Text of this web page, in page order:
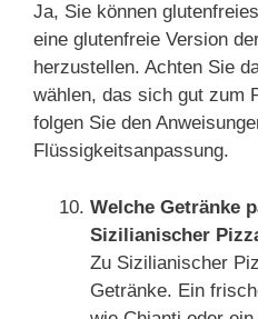
Ja, Sie können
eine glutenfreie Version
herzustellen. Achten Sie
wählen, das sich gut zum
folgen Sie den
Flüssigkeitsanpassung.
Welche Getränke
Sizilianischer
Zu Sizilianischer
Getränke. Ein